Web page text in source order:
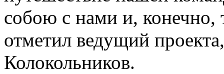
собою с нами и,
отметил ведущий
Колокольников.